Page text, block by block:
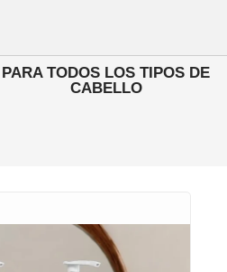
PARA TODOS LOS TIPOS DE
CABELLO